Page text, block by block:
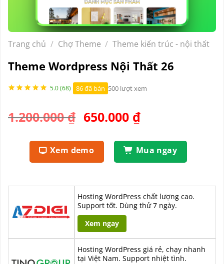
Trang chủ / Chợ Theme / Theme kiến trúc - nội thất
Theme Wordpress Nội Thất 26
5.0 (68) 86 đã bán 500 lượt xem
1.200.000₫ Giá
là:
1.200.000 ₫.
650.000 ₫Giá
tại
là:
Xem demo Mua ngay
Hosting WordPress chất lượng cao.
Support tốt. Dùng thử 7 ngày.
Xem ngay
Hosting WordPress giá rẻ, chạy nhanh
tại Việt Nam. Support nhiệt tình.